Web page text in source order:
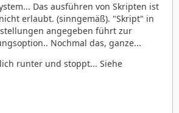
Das ausführen von Skripten ist
erlaubt. (sinngemäß). "Skript" in
angegeben führt zur
Nochmal das, ganze...
runter und stoppt... Siehe